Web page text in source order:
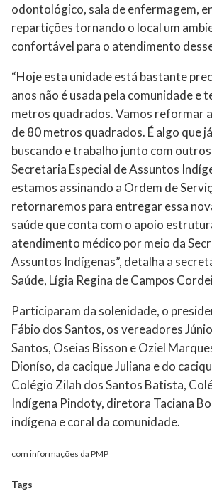
odontológico, sala de enfermagem,
repartições tornando o local um
confortável para o atendimento
“Hoje esta unidade está bastante
anos não é usada pela comunidade e
metros quadrados. Vamos reformar
de 80 metros quadrados. É algo que
buscando e trabalho junto com
Secretaria Especial de Assuntos
estamos assinando a Ordem de
retornaremos para entregar essa
saúde que conta com o apoio
atendimento médico por meio da
Assuntos Indígenas”, detalha a
Saúde, Lígia Regina de Campos
Participaram da solenidade, o
Fábio dos Santos, os vereadores
Santos, Oseias Bisson e Oziel
Dioníso, da cacique Juliana e do
Colégio Zilah dos Santos Batista,
Indígena Pindoty, diretora Taciana
indígena e coral da comunidade.
com informações da PMP
Tags